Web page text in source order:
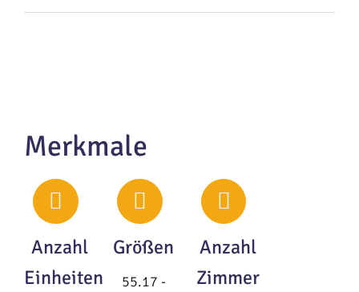
Merkmale
Anzahl
Einheiten
Größen
55.17 -
Anzahl
Zimmer